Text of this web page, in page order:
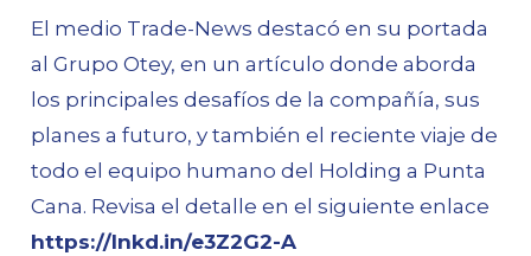
El medio Trade-News destacó en su portada
al Grupo Otey, en un artículo donde aborda
los principales desafíos de la compañía, sus
planes a futuro, y también el reciente viaje de
todo el equipo humano del Holding a Punta
Cana. Revisa el detalle en el siguiente enlace
https://lnkd.in/e3Z2G2-A